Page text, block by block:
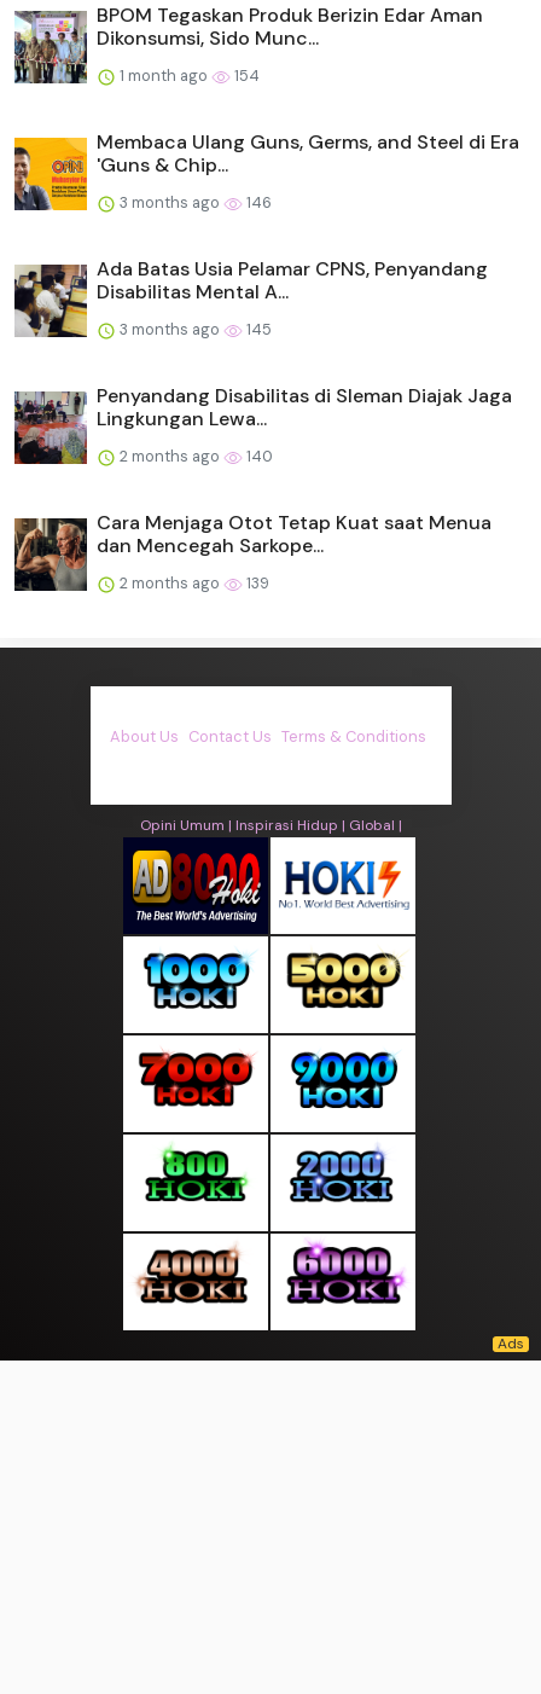
BPOM Tegaskan Produk Berizin Edar Aman
Dikonsumsi, Sido Munc...
1 month ago 154
Membaca Ulang Guns, Germs, and Steel di Era
'Guns & Chip...
3 months ago 146
Ada Batas Usia Pelamar CPNS, Penyandang
Disabilitas Mental A...
3 months ago 145
Penyandang Disabilitas di Sleman Diajak Jaga
Lingkungan Lewa...
2 months ago 140
Cara Menjaga Otot Tetap Kuat saat Menua
dan Mencegah Sarkope...
2 months ago 139
About Us Contact Us Terms & Conditions
Opini Umum | Inspirasi Hidup | Global |